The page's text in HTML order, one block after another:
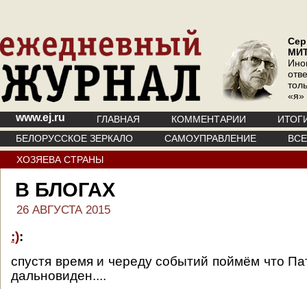
«я»
www.ej.ru ГЛАВНАЯ КОММЕНТАРИИ
БЕЛОРУССКОЕ ЗЕРКАЛО
САМОУПРАВЛЕНИЕ
ХОЗЯЕВА СТРАНЫ
В БЛОГАХ
26 АВГУСТА 2015
:):
спустя время и череду событий поймём что
дальновиден....